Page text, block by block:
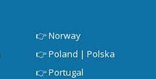
👉Norway
👉Poland | Polska
👉Portugal